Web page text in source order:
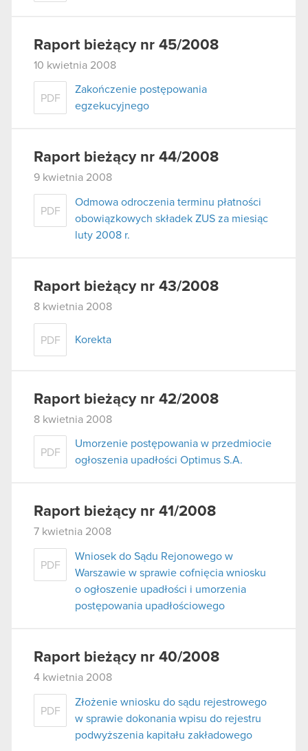
Raport bieżący nr 45/2008
10 kwietnia 2008
PDF
Zakończenie postępowania
egzekucyjnego
Raport bieżący nr 44/2008
9 kwietnia 2008
PDF
Odmowa odroczenia terminu płatności
obowiązkowych składek ZUS za miesiąc
luty 2008 r.
Raport bieżący nr 43/2008
8 kwietnia 2008
PDF Korekta
Raport bieżący nr 42/2008
8 kwietnia 2008
PDF
Umorzenie postępowania w przedmiocie
ogłoszenia upadłości Optimus S.A.
Raport bieżący nr 41/2008
7 kwietnia 2008
PDF
Wniosek do Sądu Rejonowego w
Warszawie w sprawie cofnięcia wniosku
o ogłoszenie upadłości i umorzenia
postępowania upadłościowego
Raport bieżący nr 40/2008
4 kwietnia 2008
PDF
Złożenie wniosku do sądu rejestrowego
w sprawie dokonania wpisu do rejestru
podwyższenia kapitału zakładowego